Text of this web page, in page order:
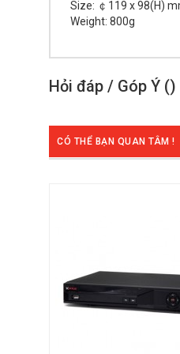
Size: ￠119 x
Hỏi đáp / Góp Ý ()
CÓ THỂ BẠN QUAN TÂM !